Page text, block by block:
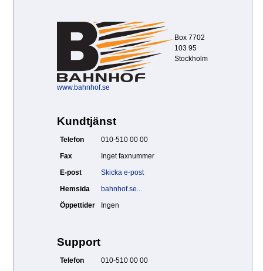
Box 7702
103 95
Stockholm
www.bahnhof.se
Kundtjänst
Telefon
010-510 00 00
Fax
Inget faxnummer
E-post
Skicka e-post
Hemsida
bahnhof.se...
Öppettider
Ingen
Support
Telefon 010-510 00 00